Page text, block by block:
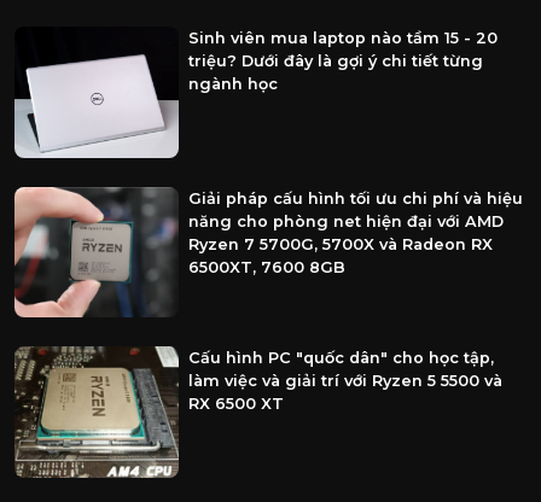
Sinh viên mua laptop nào tầm 15 - 20
triệu? Dưới đây là gợi ý chi tiết từng
ngành học
Giải pháp cấu hình tối ưu chi phí và hiệu
năng cho phòng net hiện đại với AMD
Ryzen 7 5700G, 5700X và Radeon RX
6500XT, 7600 8GB
Cấu hình PC "quốc dân" cho học tập,
làm việc và giải trí với Ryzen 5 5500 và
RX 6500 XT